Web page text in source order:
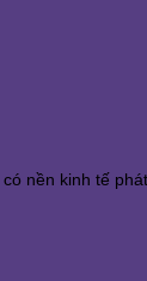
nền kinh tế